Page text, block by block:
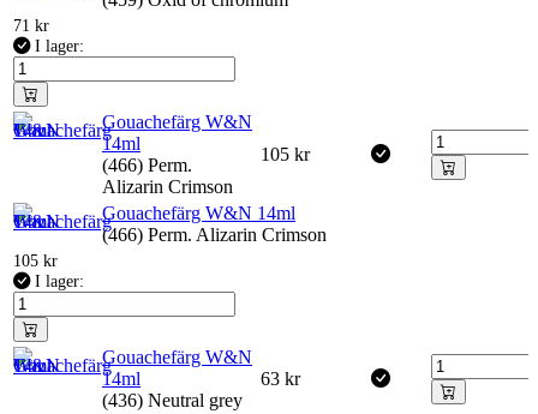
71 kr
I lager:
Gouachefärg W&N
14ml
(466) Perm.
Alizarin Crimson
105 kr
Gouachefärg W&N 14ml
(466) Perm. Alizarin Crimson
105 kr
I lager:
Gouachefärg W&N
14ml
(436) Neutral grey
63 kr